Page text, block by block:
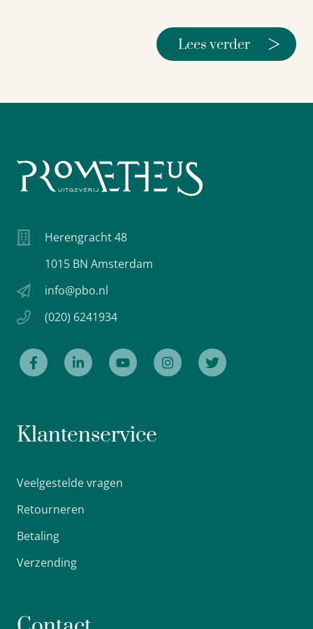
Lees verder >
Herengracht 48
1015 BN Amsterdam
info@pbo.nl
(020) 6241934
Klantenservice
Veelgestelde vragen
Retourneren
Betaling
Verzending